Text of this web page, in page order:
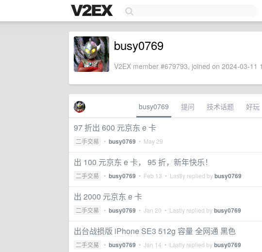
busy0769
V2EX member #679793, joined on 2024-03-11
busy0769 提问 技术话题 好玩
97 折出 600 元京东 e 卡
二手交易 • busy0769 • May 29
出 100 元京东 e 卡， 95 折，新年快乐！
二手交易 • busy0769 • Feb 13 • Lastly replied bybusy0769
出 2000 元京东 e 卡
二手交易 • busy0769 • Jan 20 • Lastly replied bybusy0769
出台战损版 iPhone SE3 512g 容量 全网通 黑色
二手交易 • busy0769 • Jan 14 • Lastly replied bybusy0769